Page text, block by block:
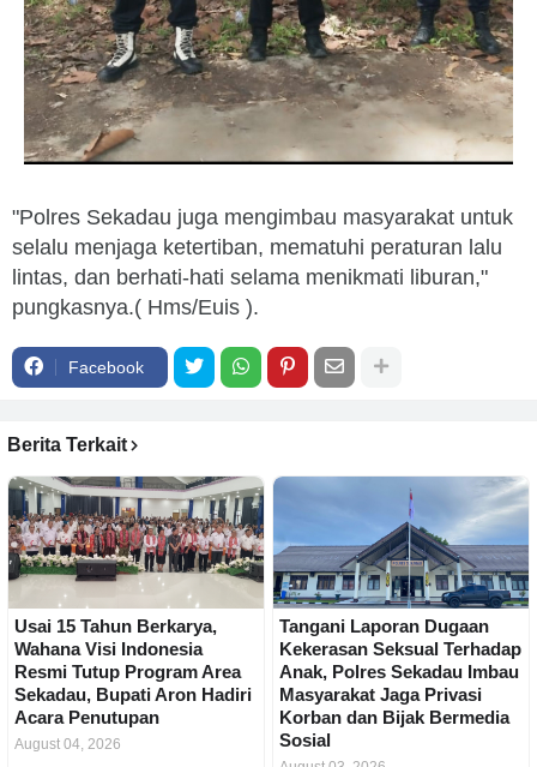
"Polres Sekadau juga mengimbau masyarakat untuk
selalu menjaga ketertiban, mematuhi peraturan lalu
lintas, dan berhati-hati selama menikmati liburan,"
pungkasnya.( Hms/Euis ).
Facebook
Berita Terkait
Usai 15 Tahun Berkarya,
Wahana Visi Indonesia
Resmi Tutup Program Area
Sekadau, Bupati Aron Hadiri
Acara Penutupan
August 04, 2026
Tangani Laporan Dugaan
Kekerasan Seksual Terhadap
Anak, Polres Sekadau Imbau
Masyarakat Jaga Privasi
Korban dan Bijak Bermedia
Sosial